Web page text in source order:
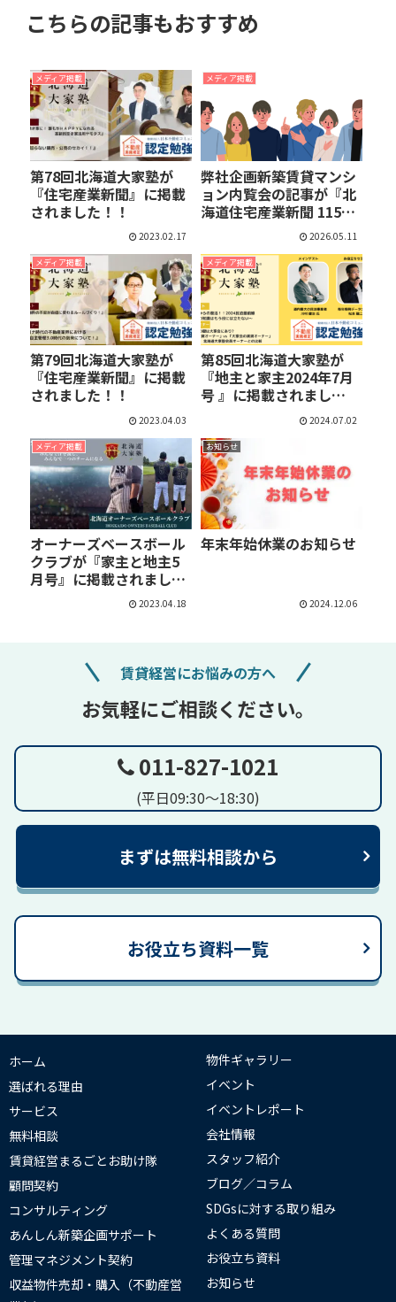
こちらの記事もおすすめ
メディア掲載
第78回北海道大家塾が
『住宅産業新聞』に掲載
されました！！
2023.02.17
メディア掲載
弊社企画新築賃貸マンシ
ョン内覧会の記事が『北
海道住宅産業新聞 1154
2026.05.11
メディア掲載
第79回北海道大家塾が
『住宅産業新聞』に掲載
されました！！
2023.04.03
メディア掲載
第85回北海道大家塾が
『地主と家主2024年7月
号 』に掲載されまし
2024.07.02
メディア掲載
オーナーズベースボール
クラブが『家主と地主5
月号』に掲載されまし
2023.04.18
お知らせ
年末年始休業のお知らせ
2024.12.06
賃貸経営にお悩みの方へ
お気軽にご相談ください。
011-827-1021
(平日09:30～18:30)
まずは無料相談から
お役立ち資料一覧
ホーム
選ばれる理由
サービス
無料相談
賃貸経営まるごとお助け隊
顧問契約
コンサルティング
あんしん新築企画サポート
管理マネジメント契約
収益物件売却・購入（不動産営
物件ギャラリー
イベント
イベントレポート
会社情報
スタッフ紹介
ブログ／コラム
SDGsに対する取り組み
よくある質問
お役立ち資料
お知らせ